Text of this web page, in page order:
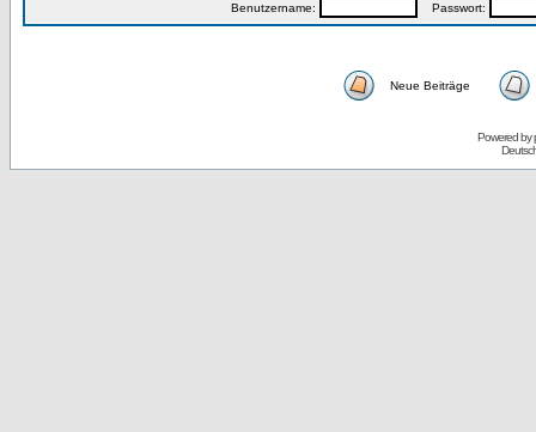
Benutzername: Passwort:
Neue Beiträge
Powered by